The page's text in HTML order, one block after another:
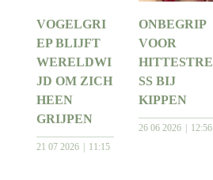
VOGELGRI
EP BLIJFT
WERELDWI
JD OM ZICH
HEEN
GRIJPEN
21 07 2026 11:15
ONBEGRIP
VOOR
HITTESTRE
SS BIJ
KIPPEN
26 06 2026 12:56